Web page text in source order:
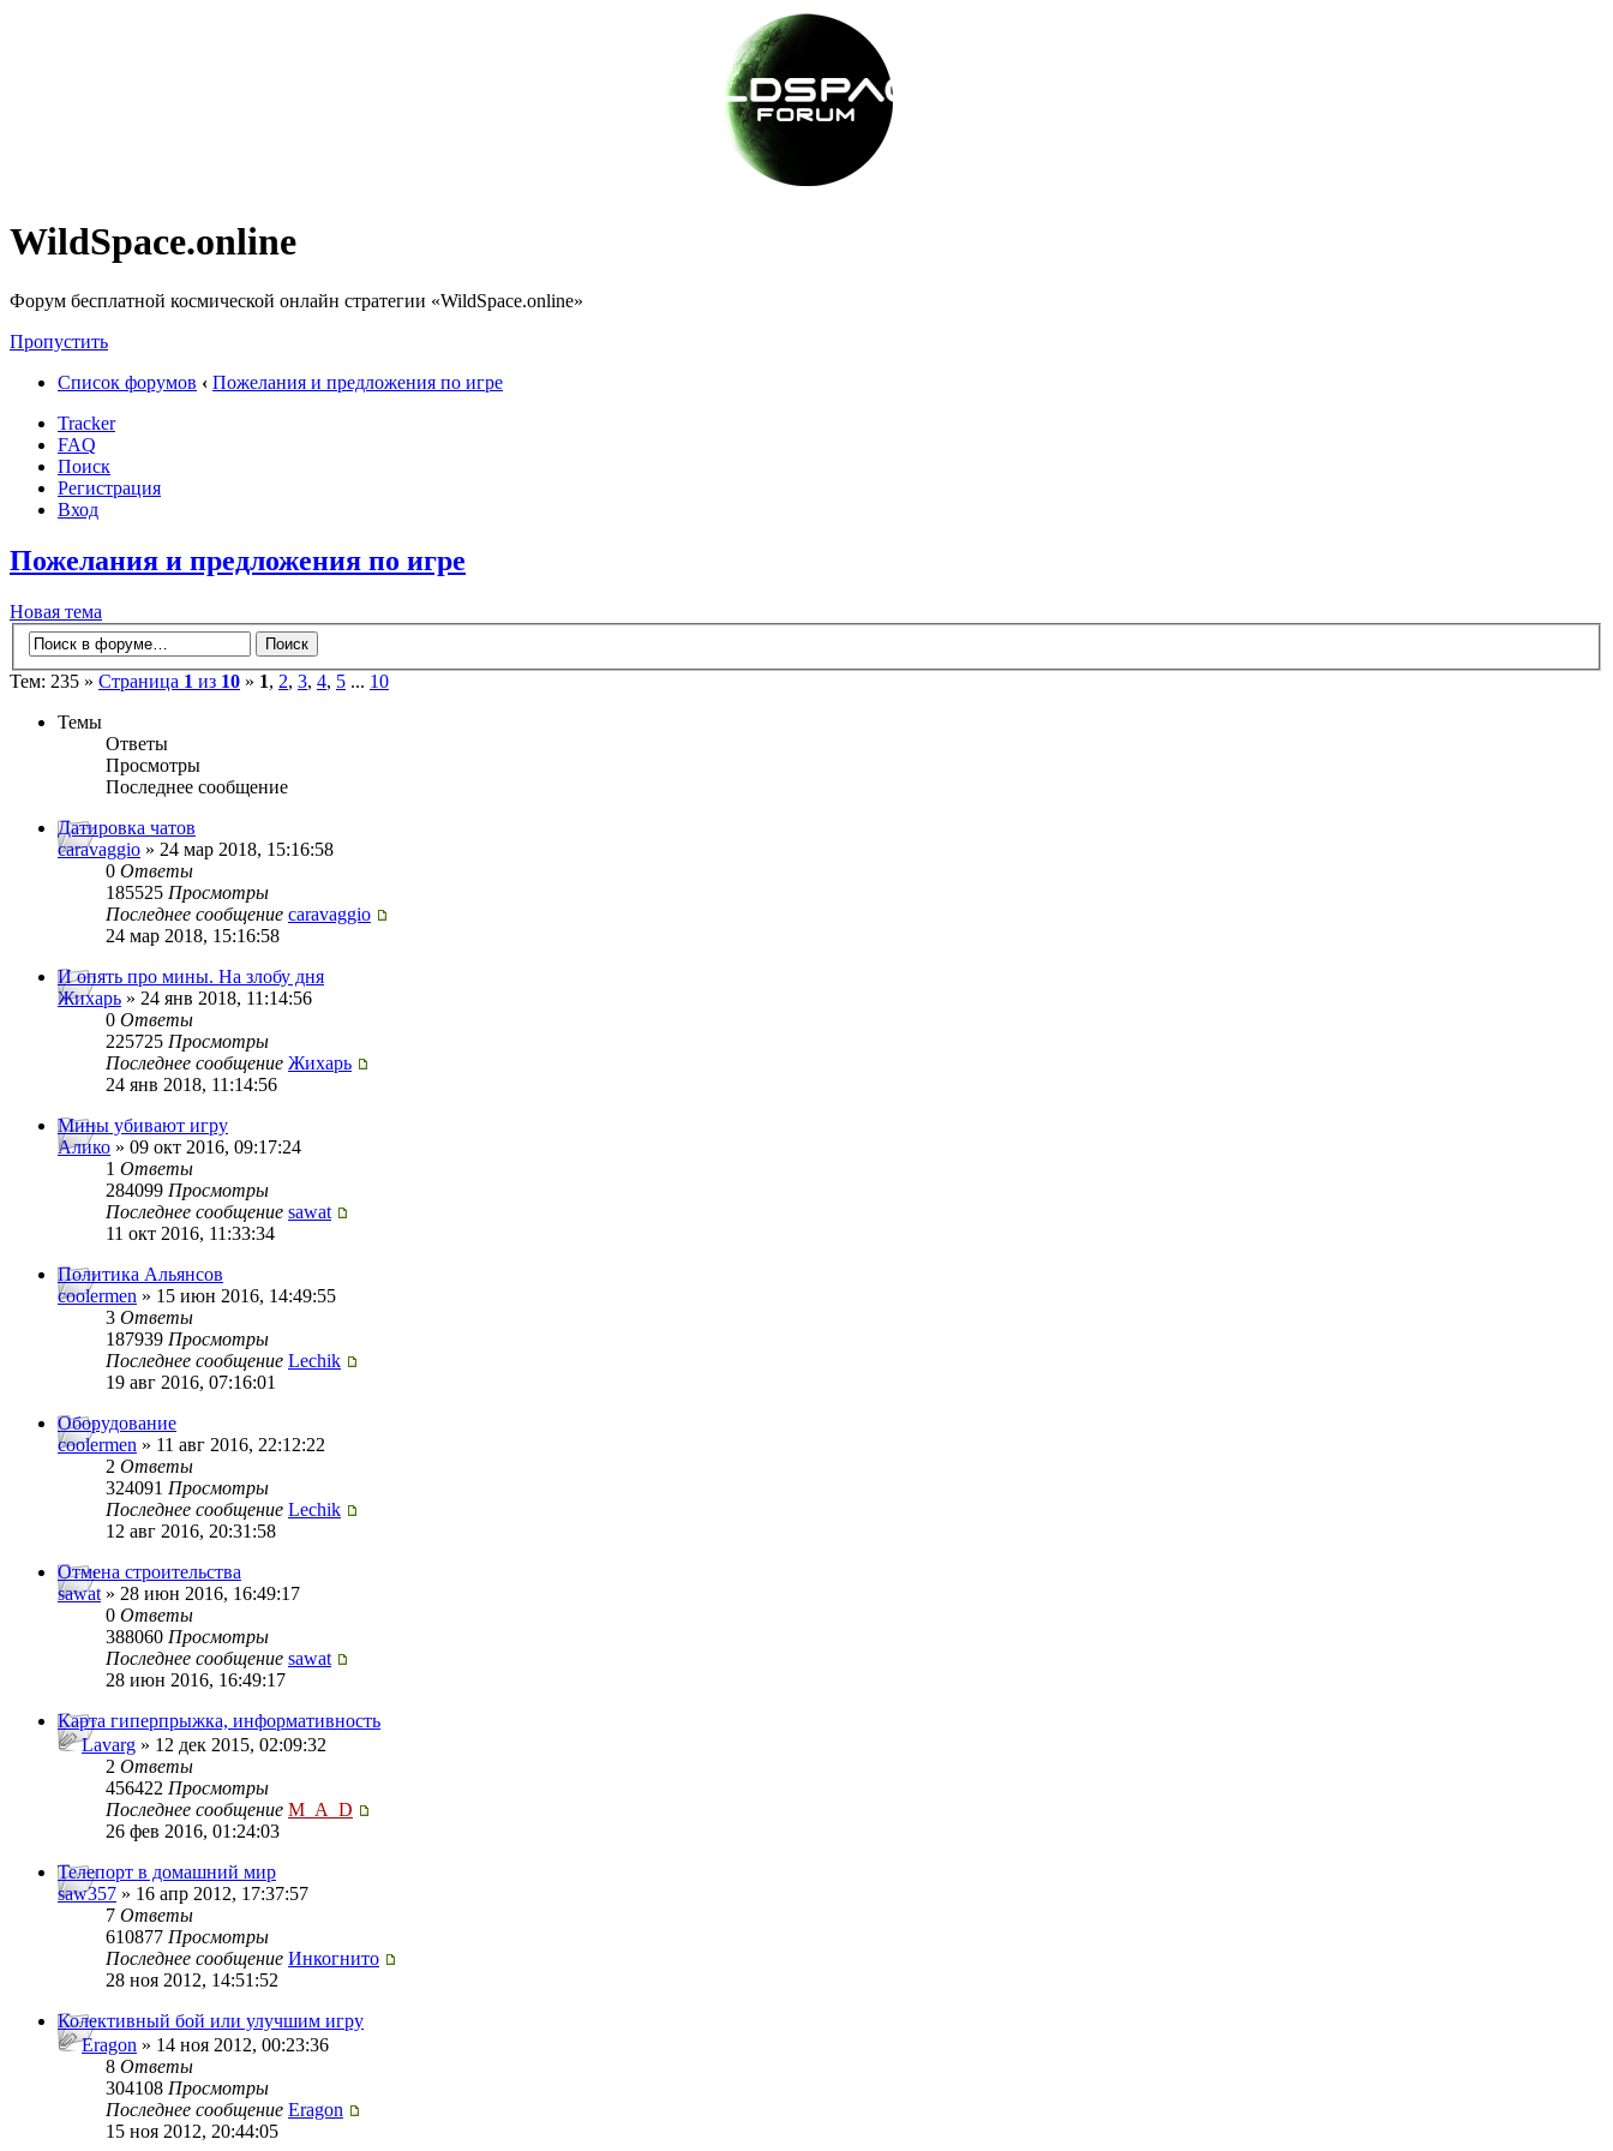
WildSpace.online
Форум бесплатной космической онлайн стратегии «WildSpace.online»
Пропустить
Список форумов ‹ Пожелания и предложения по игре
Tracker
FAQ
Поиск
Регистрация
Вход
Пожелания и предложения по игре
Новая тема
Тем: 235 » Страница 1 из 10 » 1, 2, 3, 4, 5 ... 10
Темы
Ответы
Просмотры
Последнее сообщение
Датировка чатов
caravaggio » 24 мар 2018, 15:16:58
0 Ответы
185525 Просмотры
Последнее сообщение caravaggio
24 мар 2018, 15:16:58
И опять про мины. На злобу дня
Жихарь » 24 янв 2018, 11:14:56
0 Ответы
225725 Просмотры
Последнее сообщение Жихарь
24 янв 2018, 11:14:56
Мины убивают игру
Алико » 09 окт 2016, 09:17:24
1 Ответы
284099 Просмотры
Последнее сообщение sawat
11 окт 2016, 11:33:34
Политика Альянсов
coolermen » 15 июн 2016, 14:49:55
3 Ответы
187939 Просмотры
Последнее сообщение Lechik
19 авг 2016, 07:16:01
Оборудование
coolermen » 11 авг 2016, 22:12:22
2 Ответы
324091 Просмотры
Последнее сообщение Lechik
12 авг 2016, 20:31:58
Отмена строительства
sawat » 28 июн 2016, 16:49:17
0 Ответы
388060 Просмотры
Последнее сообщение sawat
28 июн 2016, 16:49:17
Карта гиперпрыжка, информативность
Lavarg » 12 дек 2015, 02:09:32
2 Ответы
456422 Просмотры
Последнее сообщение M_A_D
26 фев 2016, 01:24:03
Телепорт в домашний мир
saw357 » 16 апр 2012, 17:37:57
7 Ответы
610877 Просмотры
Последнее сообщение Инкогнито
28 ноя 2012, 14:51:52
Колективный бой или улучшим игру
Eragon » 14 ноя 2012, 00:23:36
8 Ответы
304108 Просмотры
Последнее сообщение Eragon
15 ноя 2012, 20:44:05